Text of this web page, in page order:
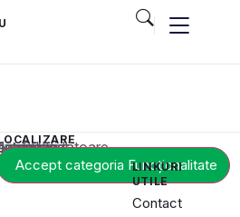
când acceptați categoria corespunzătoare de cookie-uri.
Accept categoria Funcționalitate
LINKURI
UTILE
Contact